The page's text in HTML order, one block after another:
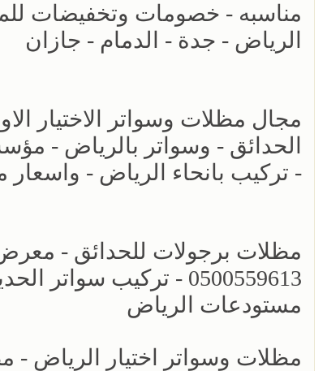
مناسبه - خصومات وتخفيضات
الرياض - جدة - الدمام - جازان
الحدائق - وسواتر بالرياض -
- تركيب بانحاء الرياض - واسعار
مظلات برجولات للحدائق - معرض
0500559613 - تركيب
مستودعات الرياض